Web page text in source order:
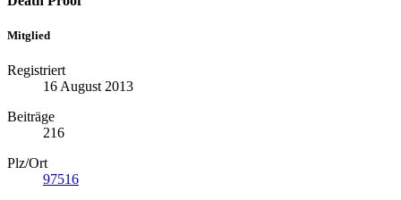
Mitglied
Registriert
16 August 2013
Beiträge
216
Plz/Ort
97516